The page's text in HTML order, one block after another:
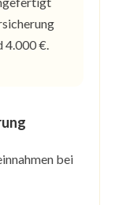
4.000 €.
bei